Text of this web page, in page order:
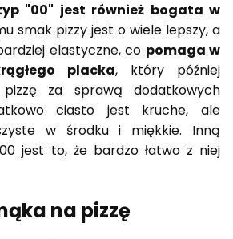
"00" jest również bogata w
smak pizzy jest o wiele lepszy, a
elastyczne, co pomaga w
placka, który później
za sprawą dodatkowych
ciasto jest kruche, ale
w środku i miękkie. Inną
jest to, że bardzo łatwo z niej
na pizzę